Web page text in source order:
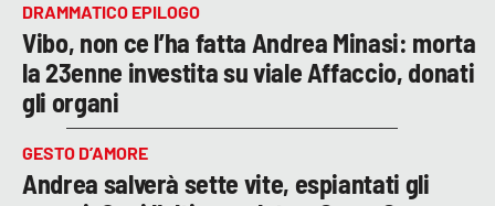
DRAMMATICO EPILOGO
Vibo, non ce l’ha fatta Andrea Minasi: morta
la 23enne investita su viale Affaccio, donati
gli organi
GESTO D’AMORE
Andrea salverà sette vite, espiantati gli